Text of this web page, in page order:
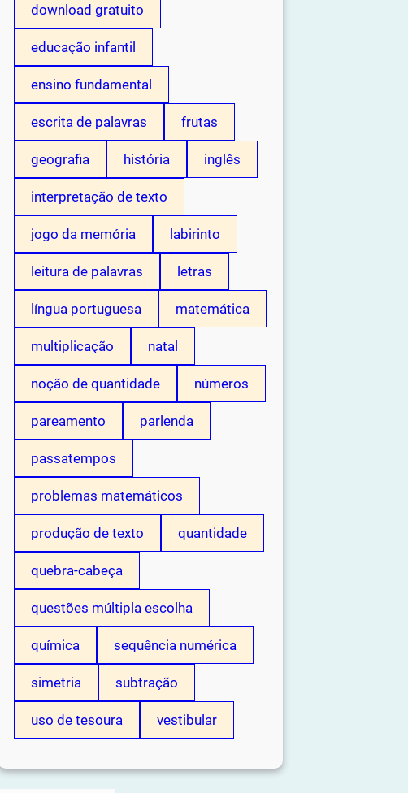
download gratuito
educação infantil
ensino fundamental
escrita de palavras frutas
geografia história inglês
interpretação de texto
jogo da memória labirinto
leitura de palavras letras
língua portuguesa matemática
multiplicação natal
noção de quantidade números
pareamento parlenda
passatempos
problemas matemáticos
produção de texto quantidade
quebra-cabeça
questões múltipla escolha
química sequência numérica
simetria subtração
uso de tesoura vestibular